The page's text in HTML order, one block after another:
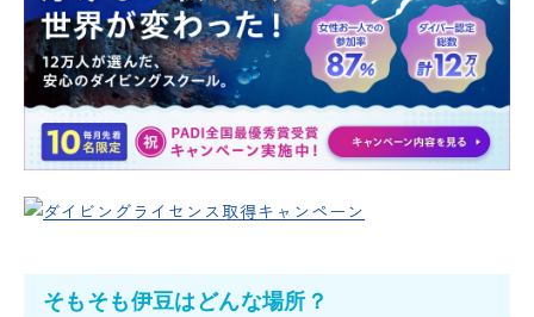
そもそも伊豆はどんな場所？